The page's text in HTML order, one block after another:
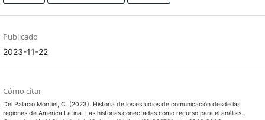
Publicado
2023-11-22
Cómo citar
Del Palacio Montiel, C. (2023). Historia de los estudios de comunicación desde las
regiones de América Latina. Las historias conectadas como recurso para el análisis.